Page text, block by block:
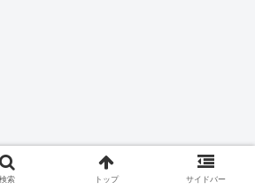
検索 トップ サイドバー